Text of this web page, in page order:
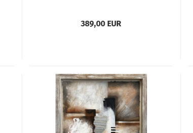
389,00 EUR